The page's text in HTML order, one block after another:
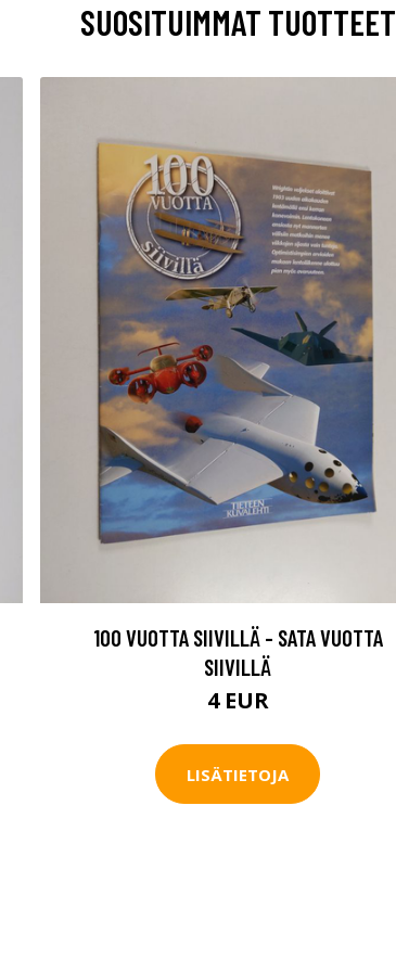
SUOSITUIMMAT TUOTTEET
100 VUOTTA SIIVILLÄ - SATA VUOTTA
SIIVILLÄ
4 EUR
LISÄTIETOJA